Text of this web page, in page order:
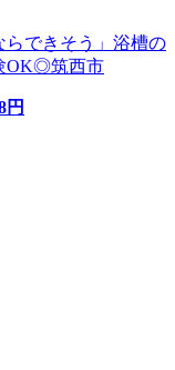
らできそう」浴槽の
OK◎筑西市
円